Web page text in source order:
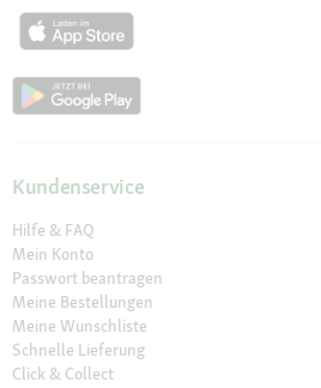
Kundenservice
Hilfe & FAQ
Mein Konto
Passwort beantragen
Meine Bestellungen
Meine Wunschliste
Schnelle Lieferung
Click & Collect